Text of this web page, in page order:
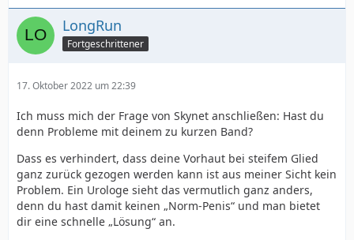
LongRun
Fortgeschrittener
17. Oktober 2022 um 22:39
Ich muss mich der Frage von Skynet anschließen: Hast du
denn Probleme mit deinem zu kurzen Band?
Dass es verhindert, dass deine Vorhaut bei steifem Glied
ganz zurück gezogen werden kann ist aus meiner Sicht kein
Problem. Ein Urologe sieht das vermutlich ganz anders,
denn du hast damit keinen „Norm-Penis“ und man bietet
dir eine schnelle „Lösung“ an.